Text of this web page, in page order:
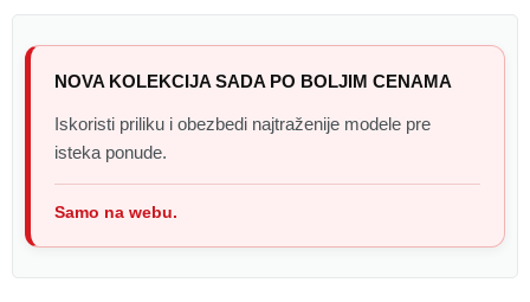
NOVA KOLEKCIJA SADA PO BOLJIM CENAMA
Iskoristi priliku i obezbedi najtraženije modele pre
isteka ponude.
Samo na webu.